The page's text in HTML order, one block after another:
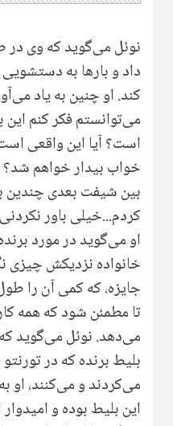
نوئل می‌گوید که وی در
داد و بارها به
کند. او چنین به یاد
می‌توانستم فکر کنم
است؟ آیا این واقعی
خواب بیدار خواهم شد؟
بین شیفت بعدی چندین
کردم...خیلی باور
او می‌گوید در مورد
خانواده نزدیکش چیزی
جایزه، که کمی آن را
تا مطمئن شود که همه
می‌دهد. نوئل می‌گوید
بلیط برنده که در
می‌کردند و می‌کنند، او
این بلیط بوده و